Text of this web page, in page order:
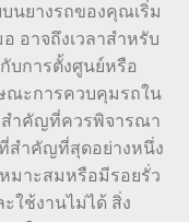
นยางรถของคุณเริ่ม
อาจถึงเวลาสำหรับ
บการตั้งศูนย์หรือ
ณะการควบคุมรถใน
ำคัญที่ควรพิจารณา
สำคัญที่สุดอย่างหนึ่ง
มาะสมหรือมีรอยรั่ว
ใช้งานไม่ได้ สิ่ง